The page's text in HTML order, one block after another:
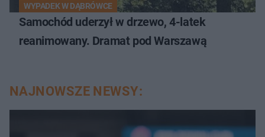
WYPADEK W DĄBRÓWCE
Samochód uderzył w drzewo, 4-latek
reanimowany. Dramat pod Warszawą
NAJNOWSZE NEWSY: